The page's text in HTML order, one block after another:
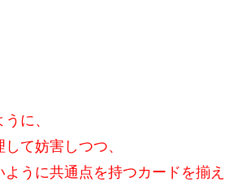
に、
て妨害しつつ、
うに共通点を持つカードを揃え